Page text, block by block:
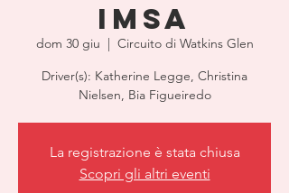
IMSA
dom 30 giu
  |
Circuito di Watkins Glen
Driver(s): Katherine Legge, Christina
Nielsen, Bia Figueiredo
La registrazione è stata chiusa
Scopri gli altri eventi